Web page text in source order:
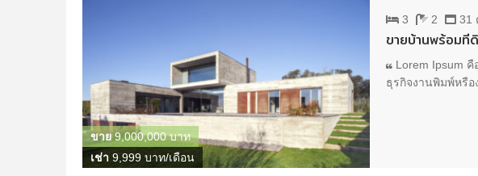
เช่า 9,999 บาท/เดือน
ขาย9,000,000 บาท
3 2 31
ขายบ้านพร้อมที่
Lorem Ipsum
ธุรกิจงานพิมพ์หรื